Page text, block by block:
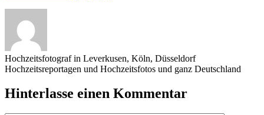
Hochzeitsfotograf in Leverkusen, Köln, Düsseldorf
Hochzeitsreportagen und Hochzeitsfotos und ganz Deutschland
Hinterlasse einen Kommentar